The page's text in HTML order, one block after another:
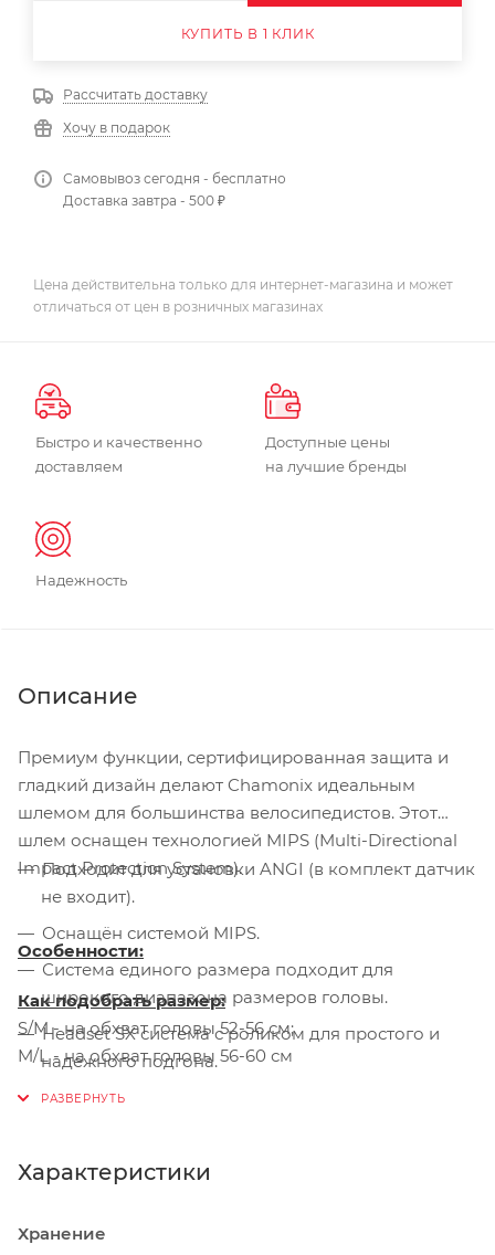
КУПИТЬ В 1 КЛИК
Рассчитать доставку
Хочу в подарок
Самовывоз сегодня - бесплатно
Доставка завтра - 500 ₽
Цена действительна только для интернет-магазина и может
отличаться от цен в розничных магазинах
Быстро и качественно
доставляем
Доступные цены
на лучшие бренды
Надежность
Описание
Премиум функции, сертифицированная защита и
гладкий дизайн делают Chamonix идеальным
шлемом для большинства велосипедистов. Этот
шлем оснащен технологией MIPS (Multi-Directional
Impact Protection System).
Особенности:
Подходит для установки ANGI (в комплект датчик
не входит).
Оснащён системой MIPS.
Система единого размера подходит для
широкого диапазона размеров головы.
Headset SX система с роликом для простого и
надежного подгона.
4th Dimension Cooling System для оптимальной
снижает вес.
Tri-Fix сплиттер для комфорта и простой
Как подобрать размер:
S/M - на обхват головы 52-56 см;
M/L - на обхват головы 56-60 см
Характеристики
Хранение